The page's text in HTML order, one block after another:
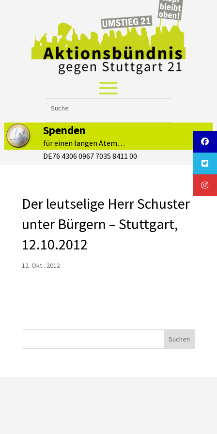
Spenden
für einen langen Atem…
DE76 4306 0967 7035 8411 00
Der leutselige Herr Schuster
unter Bürgern – Stuttgart,
12.10.2012
12. Okt.. 2012
Suchen